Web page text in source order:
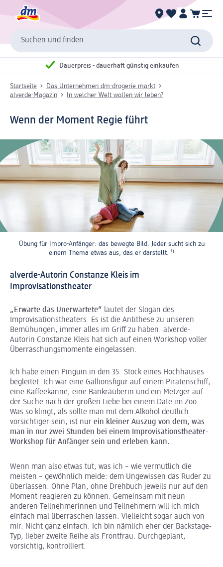
Suchen und finden
Dauerpreis - dauerhaft günstig einkaufen
Startseite
Das Unternehmen dm-drogerie markt
alverde-Magazin
In welcher Welt wollen wir leben?
Wenn der Moment Regie führt
Übung für Impro-Anfänger: das bewegte Bild. Jeder sucht sich zu
einem Thema etwas aus, das er darstellt. ¹⁾
alverde-Autorin Constanze Kleis im
Improvisationstheater
„Erwarte das Unerwartete“ lautet der Slogan des
Improvisationstheaters. Es ist die Antithese zu unseren
Bemühungen, immer alles im Griff zu haben. alverde-
Autorin Constanze Kleis hat sich auf einen Workshop voller
Überraschungsmomente eingelassen.
Ich habe einen Pinguin in den 35. Stock eines Hochhauses
begleitet. Ich war eine Gallionsfigur auf einem Piratenschiff,
eine Kaffeekanne, eine Bankräuberin und ein Metzger auf
der Suche nach der großen Liebe bei einem Date im Zoo.
Was so klingt, als sollte man mit dem Alkohol deutlich
vorsichtiger sein, ist nur ein kleiner Auszug von dem, was
man in nur zwei Stunden bei einem Improvisationstheater-
Workshop für Anfänger sein und erleben kann.
Wenn man also etwas tut, was ich – wie vermutlich die
meisten – gewöhnlich meide: dem Ungewissen das Ruder zu
überlassen. Ohne Plan, ohne Drehbuch jeweils nur auf den
Moment reagieren zu können. Gemeinsam mit neun
anderen Teilnehmerinnen und Teilnehmern will ich mich
einfach mal überraschen lassen. Vielleicht sogar auch von
mir. Nicht ganz einfach. Ich bin nämlich eher der Backstage-
Typ, lieber zweite Reihe als Frontfrau. Durchgeplant,
vorsichtig, kontrolliert.